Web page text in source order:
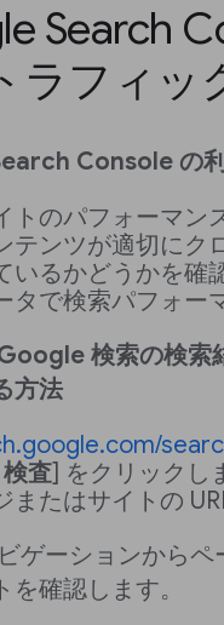
Search
ラフィッ
Console の
トのパフォーマン
テンツが適切にク
いるかどうかを確
タで検索パフォー
検索の検索
方法
査] をクリックし
またはサイトの
ゲーションから
を確認します。